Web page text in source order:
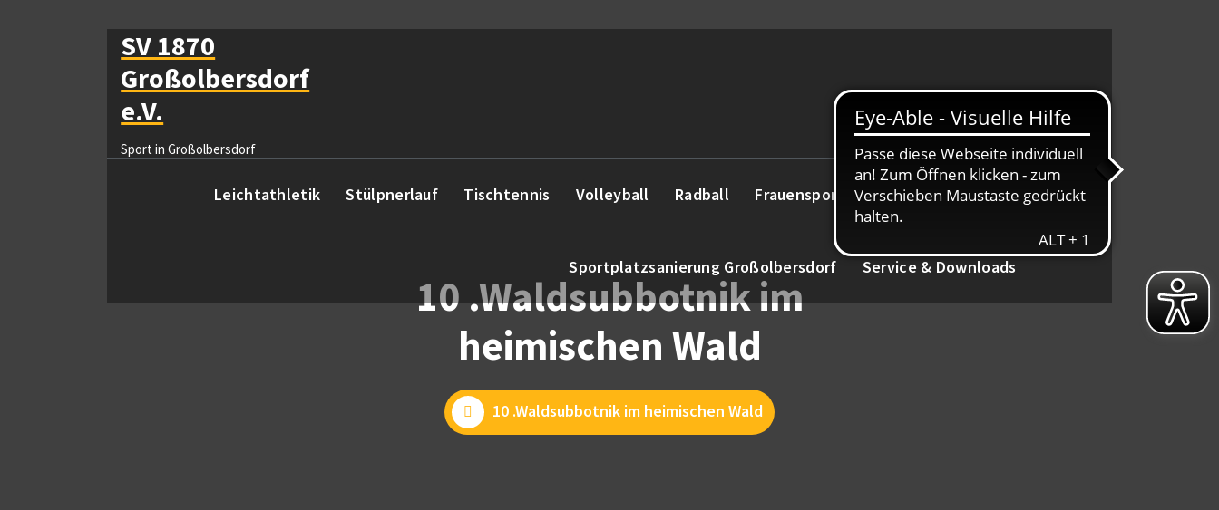
SV 1870
Großolbersdorf
e.V.
Sport in Großolbersdorf
Leichtathletik Stülpnerlauf Tischtennis Volleyball Radball Frauensport Alte Herren Tanz
Sportplatzsanierung Großolbersdorf Service & Downloads
10 .Waldsubbotnik im
heimischen Wald
10 .Waldsubbotnik im heimischen Wald